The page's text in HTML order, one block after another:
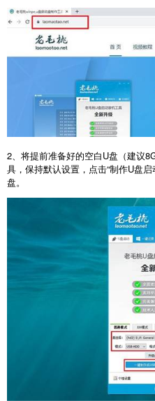
2、将提前准备好的空白U盘（建议
具，保持默认设置，点击“制作U盘启
盘。